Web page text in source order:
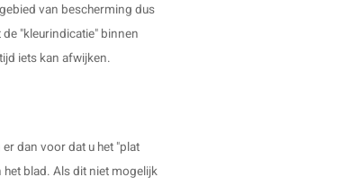
van bescherming dus
"kleurindicatie" binnen
iets kan afwijken.
dan voor dat u het "plat
blad. Als dit niet mogelijk